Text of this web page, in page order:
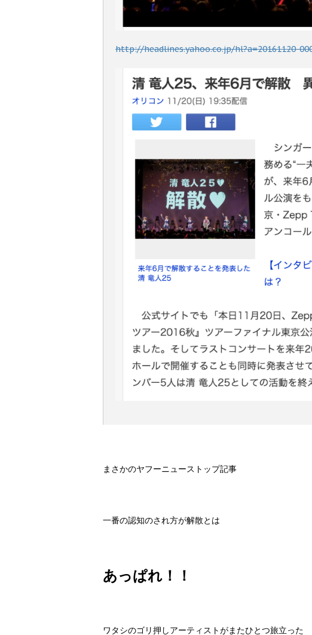
http://headlines.yahoo.co.jp/hl?a=20161120-
まさかのヤフーニューストップ記事
一番の認知のされ方が解散とは
あっぱれ！！
ワタシのゴリ押しアーティストがまたひとつ旅立った